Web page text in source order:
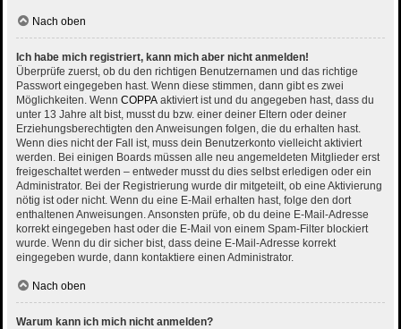
Nach oben
Ich habe mich registriert, kann mich aber nicht anmelden!
Überprüfe zuerst, ob du den richtigen Benutzernamen und das richtige
Passwort eingegeben hast. Wenn diese stimmen, dann gibt es zwei
Möglichkeiten. Wenn COPPA aktiviert ist und du angegeben hast, dass du
unter 13 Jahre alt bist, musst du bzw. einer deiner Eltern oder deiner
Erziehungsberechtigten den Anweisungen folgen, die du erhalten hast.
Wenn dies nicht der Fall ist, muss dein Benutzerkonto vielleicht aktiviert
werden. Bei einigen Boards müssen alle neu angemeldeten Mitglieder erst
freigeschaltet werden – entweder musst du dies selbst erledigen oder ein
Administrator. Bei der Registrierung wurde dir mitgeteilt, ob eine Aktivierung
nötig ist oder nicht. Wenn du eine E-Mail erhalten hast, folge den dort
enthaltenen Anweisungen. Ansonsten prüfe, ob du deine E-Mail-Adresse
korrekt eingegeben hast oder die E-Mail von einem Spam-Filter blockiert
wurde. Wenn du dir sicher bist, dass deine E-Mail-Adresse korrekt
eingegeben wurde, dann kontaktiere einen Administrator.
Nach oben
Warum kann ich mich nicht anmelden?